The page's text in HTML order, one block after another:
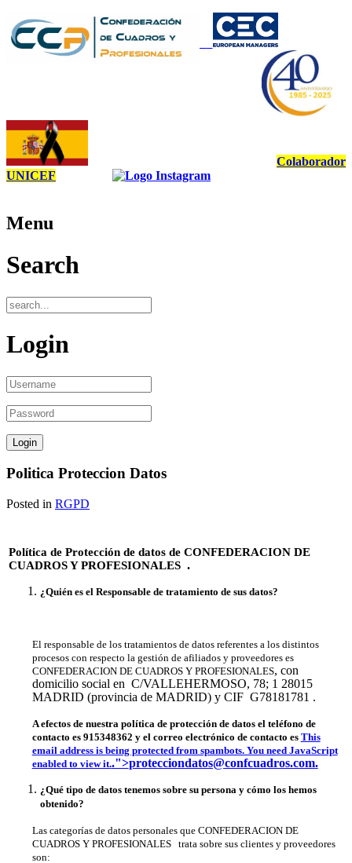
Colaborador
UNICEF
Menu
Search
Login
Politica Proteccion Datos
Posted in RGPD
Política de Protección de datos de CONFEDERACION DE
CUADROS Y PROFESIONALES.
¿Quién es el Responsable de tratamiento de sus datos?
El responsable de los tratamientos de datos referentes a los distintos
procesos con respecto la gestión de afiliados y proveedores es
CONFEDERACION DE CUADROS Y PROFESIONALES, con
domicilio social en C/VALLEHERMOSO, 78; 1 28015
MADRID (provincia de MADRID) y CIF G78181781 .
A efectos de nuestra política de protección de datos el teléfono de
contacto es 915348362 y el correo electrónico de contacto es This
email address is being protected from spambots. You need JavaScript
enabled to view it..">protecciondatos@confcuadros.com.
¿Qué tipo de datos tenemos sobre su persona y cómo los hemos
obtenido?
Las categorías de datos personales que CONFEDERACION DE
CUADROS Y PROFESIONALES trata sobre sus clientes y proveedores
son: